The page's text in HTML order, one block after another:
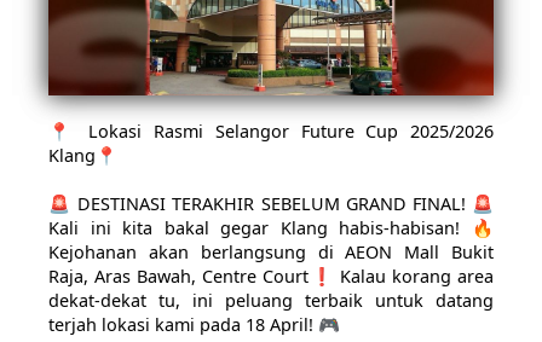
📍 Lokasi Rasmi Selangor Future Cup 2025/2026
Klang📍
🚨 DESTINASI TERAKHIR SEBELUM GRAND FINAL! 🚨
Kali ini kita bakal gegar Klang habis-habisan! 🔥
Kejohanan akan berlangsung di AEON Mall Bukit
Raja, Aras Bawah, Centre Court❗ Kalau korang area
dekat-dekat tu, ini peluang terbaik untuk datang
terjah lokasi kami pada 18 April! 🎮